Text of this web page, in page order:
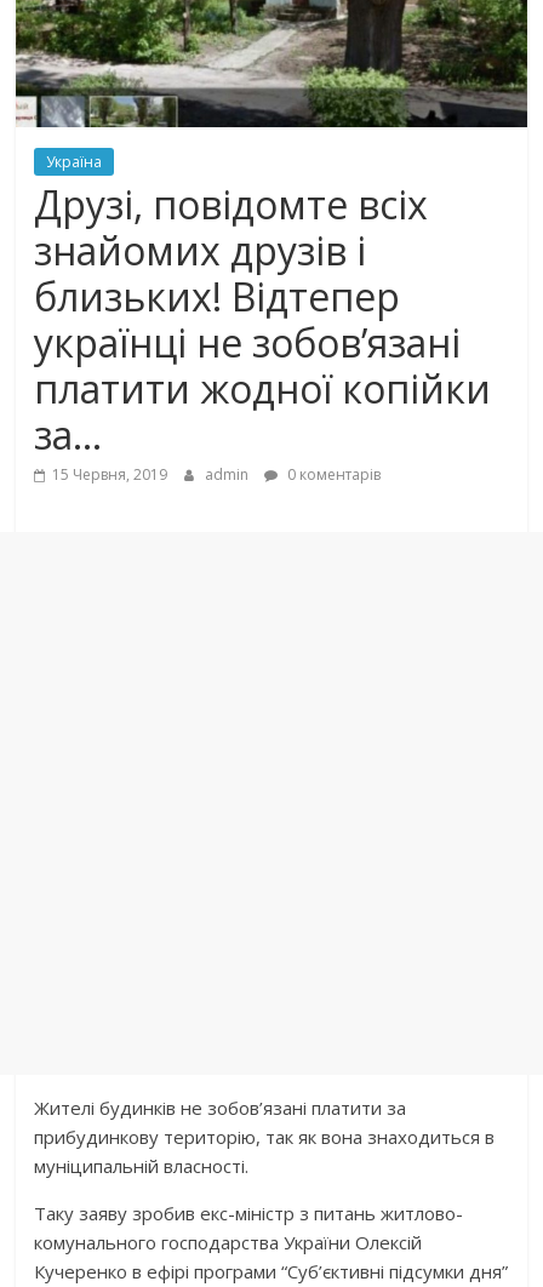
Україна
Друзі, повідомте всіх
знайомих друзів і
близьких! Відтепер
українці не зобов’язані
платити жодної копійки
за…
15 Червня, 2019 admin 0 коментарів
Жителі будинків не зобов’язані платити за
прибудинкову територію, так як вона знаходиться в
муніципальній власності.
Таку заяву зробив екс-міністр з питань житлово-
комунального господарства України Олексій
Кучеренко в ефірі програми “Суб’єктивні підсумки дня”